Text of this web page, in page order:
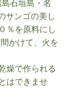
石垣島・名
サンゴの美し
％を原料にし
かけて、火を
燥で作られる
はできませ